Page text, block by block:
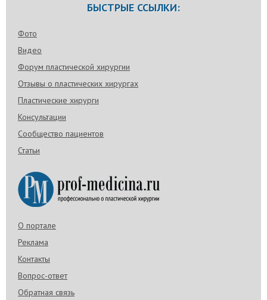
БЫСТРЫЕ ССЫЛКИ:
Фото
Видео
Форум пластической хирургии
Отзывы о пластических хирургах
Пластические хирурги
Консультации
Сообщество пациентов
Статьи
О портале
Реклама
Контакты
Вопрос-ответ
Обратная связь